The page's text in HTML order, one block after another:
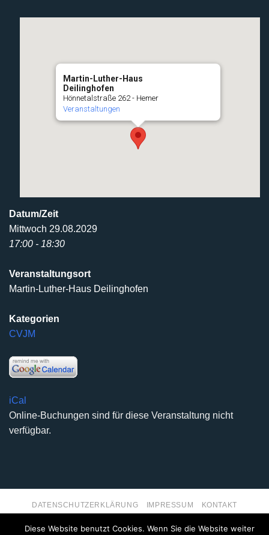
Martin-Luther-Haus
Deilinghofen
Hönnetalstraße 262 - Hemer
Veranstaltungen
Datum/Zeit
Mittwoch 29.08.2029
17:00 - 18:30
Veranstaltungsort
Martin-Luther-Haus Deilinghofen
Kategorien
CVJM
iCal
Online-Buchungen sind für diese Veranstaltung nicht
verfügbar.
DATENSCHUTZERKLÄRUNG IMPRESSUM KONTAKT
Diese Website benutzt Cookies. Wenn Sie die Website weiter